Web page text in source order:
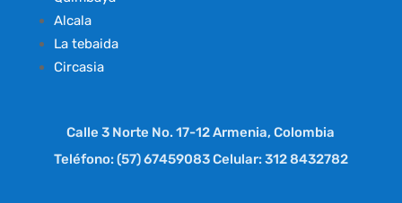
Alcala
La tebaida
Circasia
Calle 3 Norte No. 17-12 Armenia, Colombia
Teléfono: (57) 67459083 Celular: 312 8432782